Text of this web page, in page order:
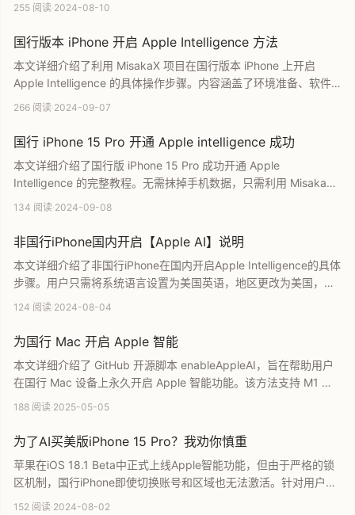
统限制的完整步骤，是国行 Mac 用户开启苹果智能服务的实用指
南。
255 阅读·2024-08-10
国行版本 iPhone 开启 Apple Intelligence 方法
本文详细介绍了利用 MisakaX 项目在国行版本 iPhone 上开启
Apple Intelligence 的具体操作步骤。内容涵盖了环境准备、软件
运行、系统语言设置及美区 ID 登录等核心流程。同时特别提醒用户
AI 功能的实用指南。
266 阅读·2024-09-07
国行 iPhone 15 Pro 开通 Apple intelligence 成功
本文详细介绍了国行版 iPhone 15 Pro 成功开通 Apple
Intelligence 的完整教程。无需抹掉手机数据，只需利用 MisakaX
工具和特定快捷指令，连接 Mac 即可快速完成设置。文章涵盖了从
抢先体验苹果最新的 AI 智能功能。
134 阅读·2024-09-08
非国行iPhone国内开启【Apple AI】说明
本文详细介绍了非国行iPhone在国内开启Apple Intelligence的具体
步骤。用户只需将系统语言设置为美国英语，地区更改为美国，并
登录非国区Apple ID即可直接使用，无需任何特殊网络环境。本教
苹果最新的AI功能。
124 阅读·2024-08-04
为国行 Mac 开启 Apple 智能
本文详细介绍了 GitHub 开源脚本 enableAppleAI，旨在帮助用户
在国行 Mac 设备上永久开启 Apple 智能功能。该方法支持 M1 以
上芯片及 macOS 15.1 系统，具备无需长期运行后台服务且可恢复
操作步骤，是国行 Mac 用户启用 Apple AI 的实用指南。
188 阅读·2025-05-05
为了AI买美版iPhone 15 Pro？我劝你慎重
苹果在iOS 18.1 Beta中正式上线Apple智能功能，但由于严格的锁
区机制，国行iPhone即使切换账号和区域也无法激活。针对用户计
划购买美版iPhone 15 Pro以体验AI功能的现象，本文深入解析了当
152 阅读·2024-08-02